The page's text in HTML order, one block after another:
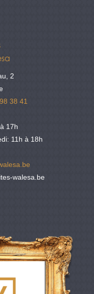
2
38 41
17h
11h à 18h
walesa.be